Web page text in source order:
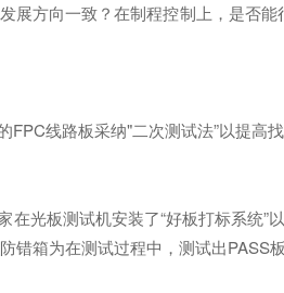
展方向一致？在制程控制上，是否
线路板采纳"二次测试法”以提高
在光板测试机安装了“好板打标系统
错箱为在测试过程中，测试出PASS